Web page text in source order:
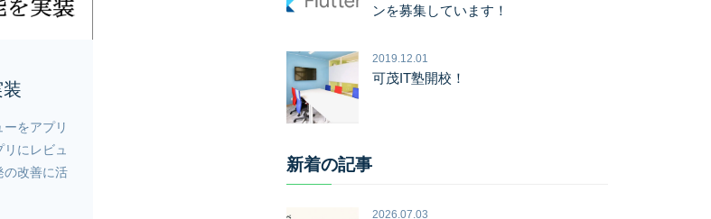
をアプリ
にレビュ
の改善に活
ンを募集しています！
2019.12.01
可茂IT塾開校！
新着の記事
2026.07.03